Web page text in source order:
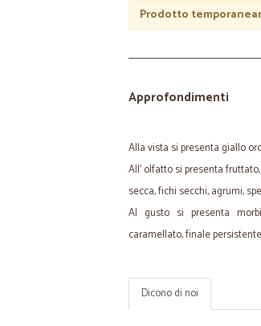
Prodotto
Approfondimenti
Alla vista si presenta giallo
All' olfatto si presenta
secca, fichi secchi, agrumi,
Al gusto si presenta
caramellato, finale
Dicono di noi